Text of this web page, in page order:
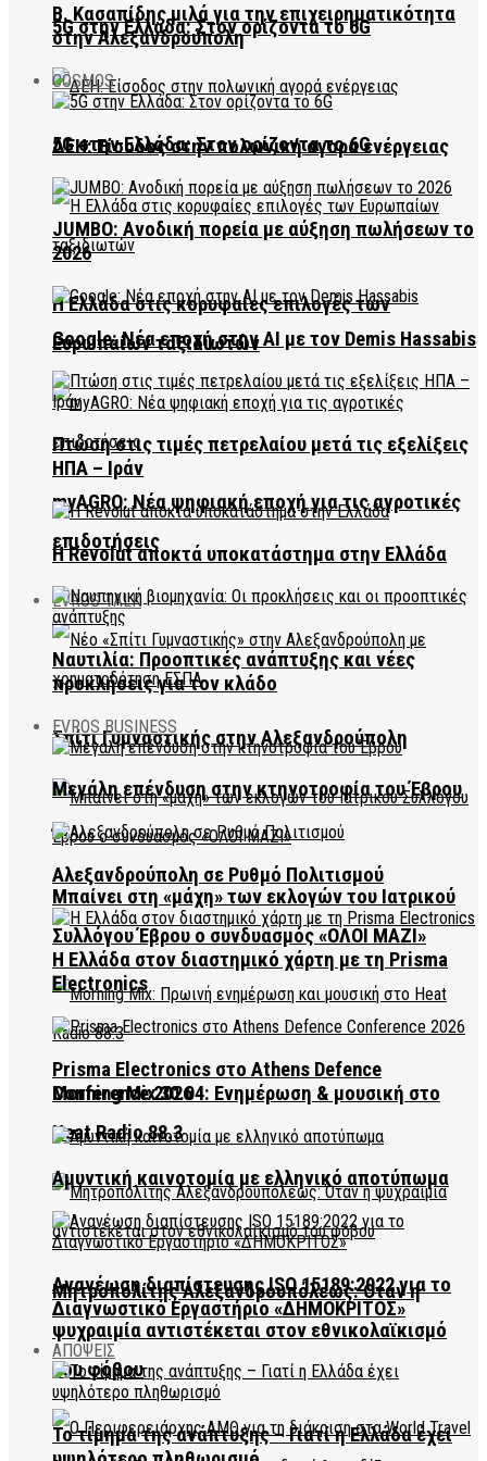
5G στην Ελλάδα: Στον ορίζοντα το 6G
ΔΕΗ: Είσοδος στην πολωνική αγορά ενέργειας
Η Ελλάδα στις κορυφαίες επιλογές των
Ευρωπαίων ταξιδιωτών
myAGRO: Νέα ψηφιακή εποχή για τις αγροτικές
επιδοτήσεις
EVROS TALK
Σπίτι Γυμναστικής στην Αλεξανδρούπολη
Μπαίνει στη «μάχη» των εκλογών του Ιατρικού
Συλλόγου Έβρου ο συνδυασμός «ΟΛΟΙ ΜΑΖΙ»
Morning Mix 30.04: Ενημέρωση & μουσική στο
Heat Radio 88.3
Μητροπολίτης Αλεξανδρουπόλεως: Όταν η
ψυχραιμία αντιστέκεται στον εθνικολαϊκισμό
του φόβου
Β. Κασαπίδης μιλά για την επιχειρηματικότητα
στην Αλεξανδρούπολη
COSMOS
5G στην Ελλάδα: Στον ορίζοντα το 6G
JUMBO: Ανοδική πορεία με αύξηση πωλήσεων το
2026
Google: Νέα εποχή στην AI με τον Demis Hassabis
Πτώση στις τιμές πετρελαίου μετά τις εξελίξεις
ΗΠΑ – Ιράν
Η Revolut αποκτά υποκατάστημα στην Ελλάδα
Ναυτιλία: Προοπτικές ανάπτυξης και νέες
προκλήσεις για τον κλάδο
EVROS BUSINESS
Μεγάλη επένδυση στην κτηνοτροφία του Έβρου
Αλεξανδρούπολη σε Ρυθμό Πολιτισμού
Η Ελλάδα στον διαστημικό χάρτη με τη Prisma
Electronics
Prisma Electronics στο Athens Defence
Conference 2026
Αμυντική καινοτομία με ελληνικό αποτύπωμα
Ανανέωση διαπίστευσης ISO 15189:2022 για το
Διαγνωστικό Εργαστήριο «ΔΗΜΟΚΡΙΤΟΣ»
ΑΠΟΨΕΙΣ
Το τίμημα της ανάπτυξης – Γιατί η Ελλάδα έχει